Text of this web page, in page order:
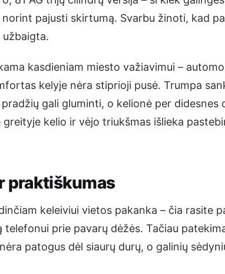
norint pajusti skirtumą. Svarbu žinoti, kad
kasdieniam miesto važiavimui –
kelyje nėra stiprioji pusė. Trumpa
pradžių gali gluminti, o kelionė per didesnes
kelio ir vėjo triukšmas išlieka
praktiškumas
keleiviui vietos pakanka – čia rasite
telefonui prie pavarų dėžės. Tačiau
patogus dėl siaurų durų, o galinių